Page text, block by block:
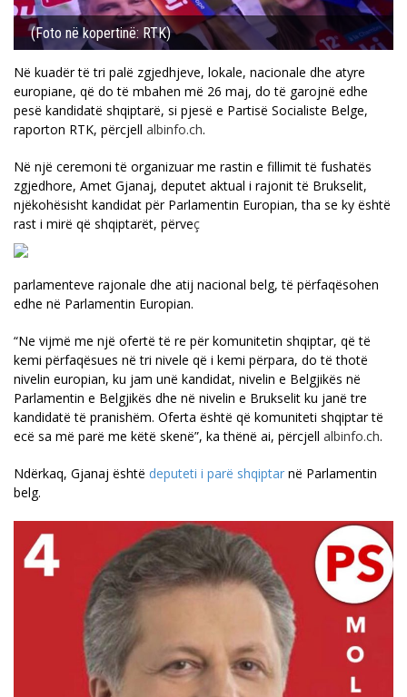
(Foto në kopertinë: RTK)
Në kuadër të tri palë zgjedhjeve, lokale, nacionale dhe atyre
europiane, që do të mbahen më 26 maj, do të garojnë edhe
pesë kandidatë shqiptarë, si pjesë e Partisë Socialiste Belge,
raporton RTK, përcjell albinfo.ch.
Në një ceremoni të organizuar me rastin e fillimit të fushatës
zgjedhore, Amet Gjanaj, deputet aktual i rajonit të Brukselit,
njëkohësisht kandidat për Parlamentin Europian, tha se ky është
rast i mirë që shqiptarët, përveç
parlamenteve rajonale dhe atij nacional belg, të përfaqësohen
edhe në Parlamentin Europian.
“Ne vijmë me një ofertë të re për komunitetin shqiptar, që të
kemi përfaqësues në tri nivele që i kemi përpara, do të thotë
nivelin europian, ku jam unë kandidat, nivelin e Belgjikës në
Parlamentin e Belgjikës dhe në nivelin e Brukselit ku janë tre
kandidatë të pranishëm. Oferta është që komuniteti shqiptar të
ecë sa më parë me këtë skenë”, ka thënë ai, përcjell albinfo.ch.
Ndërkaq, Gjanaj është deputeti i parë shqiptar në Parlamentin
belg.